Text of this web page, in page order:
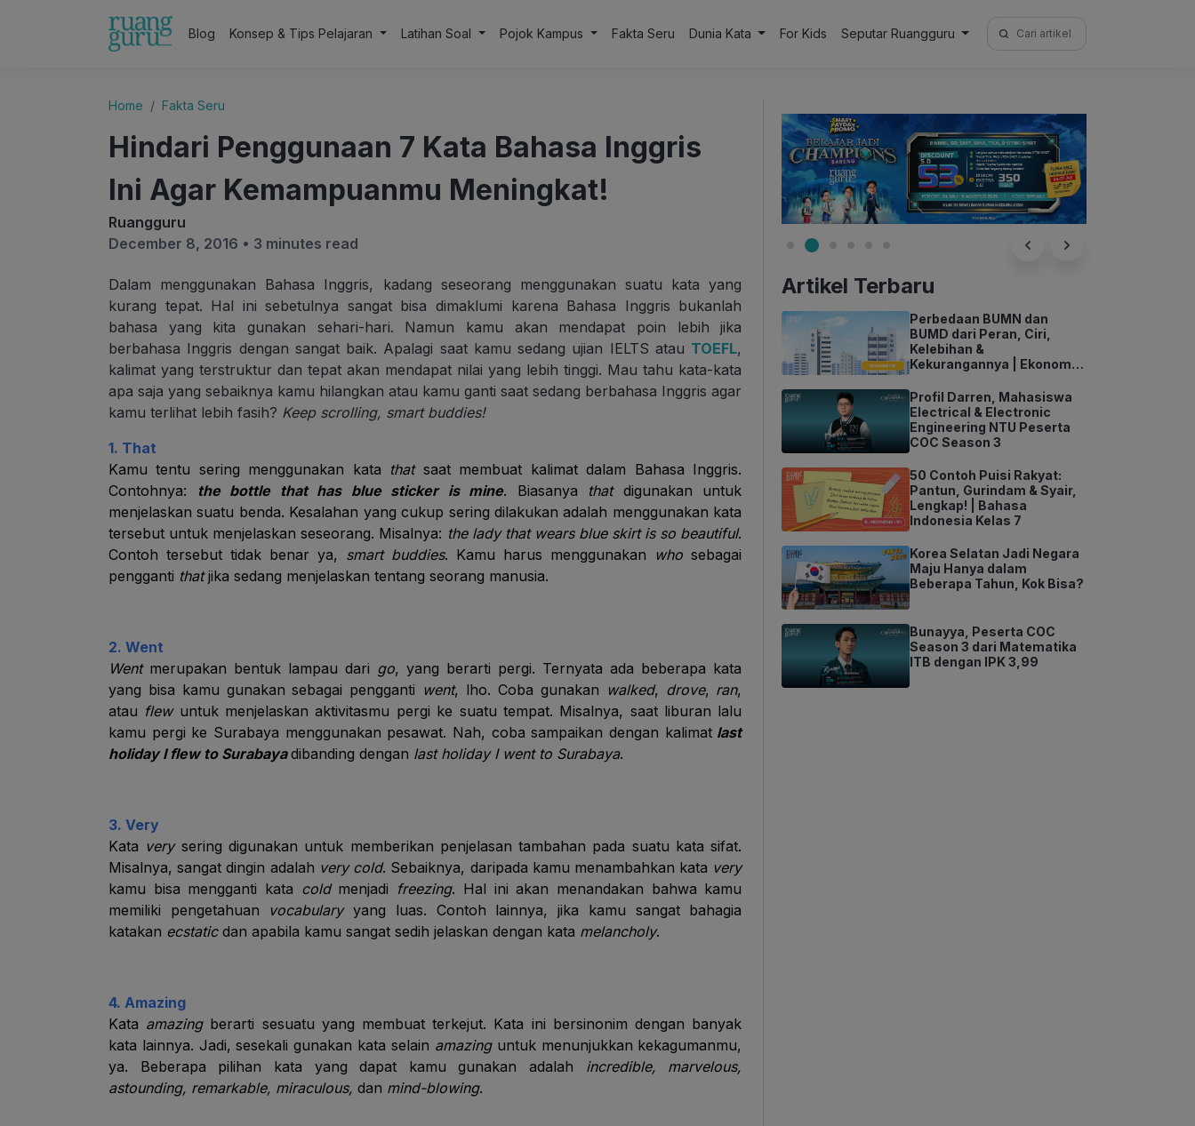
Blog Konsep & Tips Pelajaran Latihan Soal Pojok Kampus Fakta Seru Dunia Kata For Kids Seputar Ruangguru
Search
for:
Home Fakta Seru
Hindari Penggunaan 7 Kata Bahasa Inggris
Ini Agar Kemampuanmu Meningkat!
Ruangguru
December 8, 2016 • 3 minutes read
Dalam menggunakan Bahasa Inggris, kadang seseorang menggunakan suatu kata yang
kurang tepat. Hal ini sebetulnya sangat bisa dimaklumi karena Bahasa Inggris bukanlah
bahasa yang kita gunakan sehari-hari. Namun kamu akan mendapat poin lebih jika
berbahasa Inggris dengan sangat baik. Apalagi saat kamu sedang ujian IELTS atau TOEFL,
kalimat yang terstruktur dan tepat akan mendapat nilai yang lebih tinggi. Mau tahu kata-kata
apa saja yang sebaiknya kamu hilangkan atau kamu ganti saat sedang berbahasa Inggris agar
kamu terlihat lebih fasih? Keep scrolling, smart buddies!
1. That
Kamu tentu sering menggunakan kata thatsaat membuat kalimat dalam Bahasa Inggris.
Contohnya:
the bottle that has blue sticker is mine. Biasanya that digunakan untuk
menjelaskan suatu benda. Kesalahan yang cukup sering dilakukan adalah menggunakan kata
tersebut untuk menjelaskan seseorang. Misalnya: the lady that wears blue skirt is so beautiful.
Contoh tersebut tidak benar ya, smart buddies. Kamu harus menggunakan whosebagai
pengganti thatjika sedang menjelaskan tentang seorang manusia.
2. Went
Went merupakan bentuk lampau dari go, yang berarti pergi. Ternyata ada beberapa kata
yang bisa kamu gunakan sebagai pengganti went, lho. Coba gunakan walked, drove, ran,
atau flewuntuk menjelaskan aktivitasmu pergi ke suatu tempat. Misalnya, saat liburan lalu
kamu pergi ke Surabaya menggunakan pesawat. Nah, coba sampaikan dengan kalimat last
holiday I flew to Surabayadibanding dengan last holiday I went to Surabaya.
3. Very
Kata very sering digunakan untuk memberikan penjelasan tambahan pada suatu kata sifat.
Misalnya, sangat dingin adalah very cold. Sebaiknya, daripada kamu menambahkan kata very
kamu bisa mengganti kata coldmenjadi freezing. Hal ini akan menandakan bahwa kamu
memiliki pengetahuan vocabularyyang luas. Contoh lainnya, jika kamu sangat bahagia
katakan ecstaticdan apabila kamu sangat sedih jelaskan dengan kata melancholy.
4. Amazing
Kata amazing berarti sesuatu yang membuat terkejut. Kata ini bersinonim dengan banyak
kata lainnya. Jadi, sesekali gunakan kata selain amazing untuk menunjukkan kekagumanmu,
ya. Beberapa pilihan kata yang dapat kamu gunakan adalah incredible, marvelous,
astounding, remarkable, miraculous, dan mind-blowing.
Artikel Terbaru
Perbedaan BUMN dan
BUMD dari Peran, Ciri,
Kelebihan &
Kekurangannya | Ekonomi
Profil Darren, Mahasiswa
Electrical & Electronic
Engineering NTU Peserta
COC Season 3
50 Contoh Puisi Rakyat:
Pantun, Gurindam & Syair,
Lengkap! | Bahasa
Indonesia Kelas 7
Korea Selatan Jadi Negara
Maju Hanya dalam
Beberapa Tahun, Kok Bisa?
Bunayya, Peserta COC
Season 3 dari Matematika
ITB dengan IPK 3,99